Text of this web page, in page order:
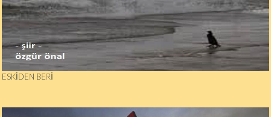
ESKIDEN BERI